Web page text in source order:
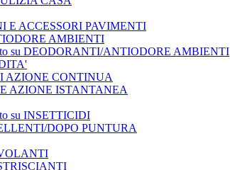
E ACCESSORI PAVIMENTI
AMBIENTI
su DEODORANTI/ANTIODORE AMBIENTI
AZIONE CONTINUA
AZIONE ISTANTANEA
su INSETTICIDI
DOPO PUNTURA